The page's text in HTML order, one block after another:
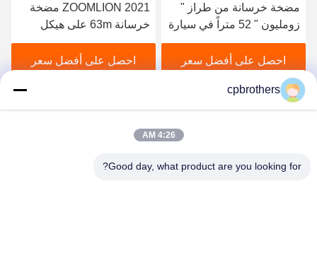
مضخة خرسانة من طراز "
زومليون " 52 متراً في سيارة
" مرسيدس بنز " للبيع
احصل على أفضل سعر
2021 ZOOMLION مضخة
خرسانة 63m على هيكل
مرسيدس بنز للبيع
احصل على أفضل سعر
cpbrothers
4:26 AM
Good day, what product are you looking for?